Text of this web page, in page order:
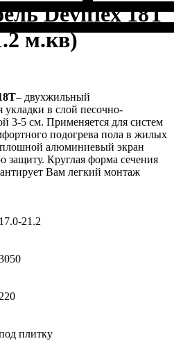
Deviflex 18T
м.кв)
T– двухжильный
укладки в слой песочно-
3-5 см. Применяется для систем
подогрева пола в жилых
алюминиевый экран
защиту. Круглая форма сечения
Вам легкий монтаж
17.0-21.2
плитку